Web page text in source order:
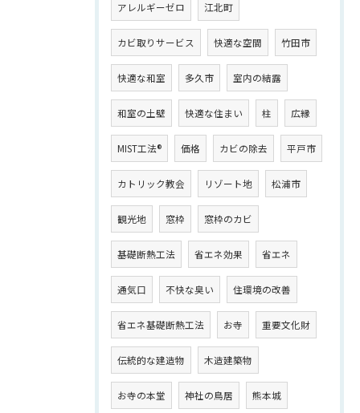
アレルギーゼロ 江北町
カビ取りサービス 快適な空間 竹田市
快適な和室 多久市 室内の結露
和室の土壁 快適な住まい 柱 広縁
MIST工法® 価格 カビの除去 平戸市
カトリック教会 リゾート地 松浦市
観光地 窓枠 窓枠のカビ
基礎断熱工法 省エネ効果 省エネ
通気口 不快な臭い 住環境の改善
省エネ基礎断熱工法 お寺 重要文化財
伝統的な建造物 木造建築物
お寺の本堂 神社の鳥居 熊本城